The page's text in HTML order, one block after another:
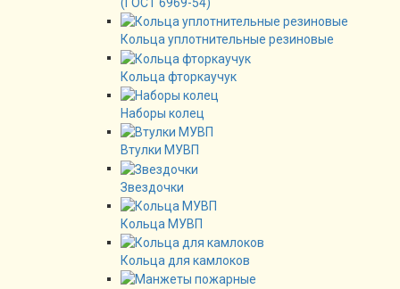
Кольца уплотнительные резиновые
Кольца фторкаучук
Наборы колец
Втулки МУВП
Звездочки
Кольца МУВП
Кольца для камлоков